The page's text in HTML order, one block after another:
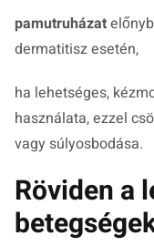
pamutruházat
dermatitisz esetén,
ha lehetséges,
használata, ezzel
vagy súlyosbodása.
Röviden a